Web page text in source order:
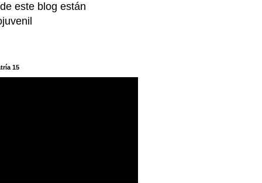
este blog están
15